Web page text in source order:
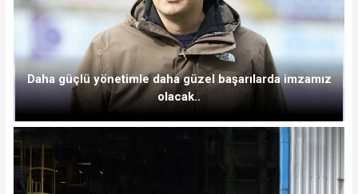
Daha güçlü yönetimle daha güzel başarılarda imzamız
olacak..